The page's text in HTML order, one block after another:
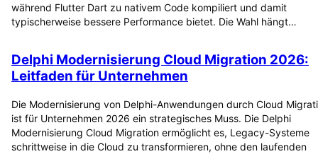
während Flutter Dart zu nativem Code kompiliert und damit
typischerweise bessere Performance bietet. Die Wahl hängt…
Delphi Modernisierung Cloud Migration 2026:
Leitfaden für Unternehmen
Die Modernisierung von Delphi-Anwendungen durch Cloud
ist für Unternehmen 2026 ein strategisches Muss. Die Delphi
Modernisierung Cloud Migration ermöglicht es, Legacy-Systeme
schrittweise in die Cloud zu transformieren, ohne den laufenden